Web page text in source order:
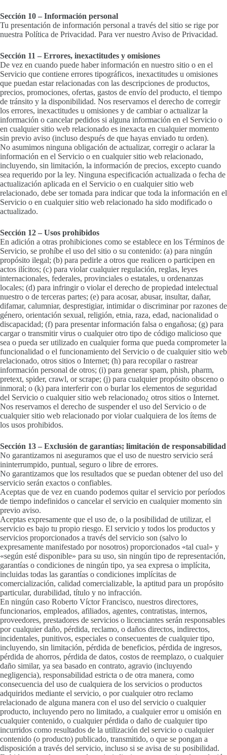
Sección 10 – Información personal
Tu presentación de información personal a través del sitio se rige por
nuestra Política de Privacidad. Para ver nuestro Aviso de Privacidad.
Sección 11 – Errores, inexactitudes y omisiones
De vez en cuando puede haber información en nuestro sitio o en el
Servicio que contiene errores tipográficos, inexactitudes u omisiones
que puedan estar relacionadas con las descripciones de productos,
precios, promociones, ofertas, gastos de envío del producto, el tiempo
de tránsito y la disponibilidad. Nos reservamos el derecho de corregir
los errores, inexactitudes u omisiones y de cambiar o actualizar la
información o cancelar pedidos si alguna información en el Servicio o
en cualquier sitio web relacionado es inexacta en cualquier momento
sin previo aviso (incluso después de que hayas enviado tu orden).
No asumimos ninguna obligación de actualizar, corregir o aclarar la
información en el Servicio o en cualquier sitio web relacionado,
incluyendo, sin limitación, la información de precios, excepto cuando
sea requerido por la ley. Ninguna especificación actualizada o fecha de
actualización aplicada en el Servicio o en cualquier sitio web
relacionado, debe ser tomada para indicar que toda la información en el
Servicio o en cualquier sitio web relacionado ha sido modificado o
actualizado.
Sección 12 – Usos prohibidos
En adición a otras prohibiciones como se establece en los Términos de
Servicio, se prohíbe el uso del sitio o su contenido: (a) para ningún
propósito ilegal; (b) para pedirle a otros que realicen o participen en
actos ilícitos; (c) para violar cualquier regulación, reglas, leyes
internacionales, federales, provinciales o estatales, u ordenanzas
locales; (d) para infringir o violar el derecho de propiedad intelectual
nuestro o de terceras partes; (e) para acosar, abusar, insultar, dañar,
difamar, calumniar, desprestigiar, intimidar o discriminar por razones de
género, orientación sexual, religión, etnia, raza, edad, nacionalidad o
discapacidad; (f) para presentar información falsa o engañosa; (g) para
cargar o transmitir virus o cualquier otro tipo de código malicioso que
sea o pueda ser utilizado en cualquier forma que pueda comprometer la
funcionalidad o el funcionamiento del Servicio o de cualquier sitio web
relacionado, otros sitios o Internet; (h) para recopilar o rastrear
información personal de otros; (i) para generar spam, phish, pharm,
pretext, spider, crawl, or scrape; (j) para cualquier propósito obsceno o
inmoral; o (k) para interferir con o burlar los elementos de seguridad
del Servicio o cualquier sitio web relacionado¿ otros sitios o Internet.
Nos reservamos el derecho de suspender el uso del Servicio o de
cualquier sitio web relacionado por violar cualquiera de los ítems de
los usos prohibidos.
Sección 13 – Exclusión de garantías; limitación de responsabilidad
No garantizamos ni aseguramos que el uso de nuestro servicio será
ininterrumpido, puntual, seguro o libre de errores.
No garantizamos que los resultados que se puedan obtener del uso del
servicio serán exactos o confiables.
Aceptas que de vez en cuando podemos quitar el servicio por períodos
de tiempo indefinidos o cancelar el servicio en cualquier momento sin
previo aviso.
Aceptas expresamente que el uso de, o la posibilidad de utilizar, el
servicio es bajo tu propio riesgo. El servicio y todos los productos y
servicios proporcionados a través del servicio son (salvo lo
expresamente manifestado por nosotros) proporcionados «tal cual» y
«según esté disponible» para su uso, sin ningún tipo de representación,
garantías o condiciones de ningún tipo, ya sea expresa o implícita,
incluidas todas las garantías o condiciones implícitas de
comercialización, calidad comercializable, la aptitud para un propósito
particular, durabilidad, título y no infracción.
En ningún caso Roberto Víctor Francisco, nuestros directores,
funcionarios, empleados, afiliados, agentes, contratistas, internos,
proveedores, prestadores de servicios o licenciantes serán responsables
por cualquier daño, pérdida, reclamo, o daños directos, indirectos,
incidentales, punitivos, especiales o consecuentes de cualquier tipo,
incluyendo, sin limitación, pérdida de beneficios, pérdida de ingresos,
pérdida de ahorros, pérdida de datos, costos de reemplazo, o cualquier
daño similar, ya sea basado en contrato, agravio (incluyendo
negligencia), responsabilidad estricta o de otra manera, como
consecuencia del uso de cualquiera de los servicios o productos
adquiridos mediante el servicio, o por cualquier otro reclamo
relacionado de alguna manera con el uso del servicio o cualquier
producto, incluyendo pero no limitado, a cualquier error u omisión en
cualquier contenido, o cualquier pérdida o daño de cualquier tipo
incurridos como resultados de la utilización del servicio o cualquier
contenido (o producto) publicado, transmitido, o que se pongan a
disposición a través del servicio, incluso si se avisa de su posibilidad.